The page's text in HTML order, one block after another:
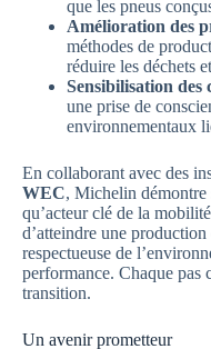
que les pneus
Amélioration des
méthodes de
réduire les déchets
Sensibilisation des
une prise de
environnementaux
En collaborant avec des
WEC, Michelin démontre
qu’acteur clé de la
d’atteindre une
respectueuse de
performance. Chaque pas
transition.
Un avenir prometteur